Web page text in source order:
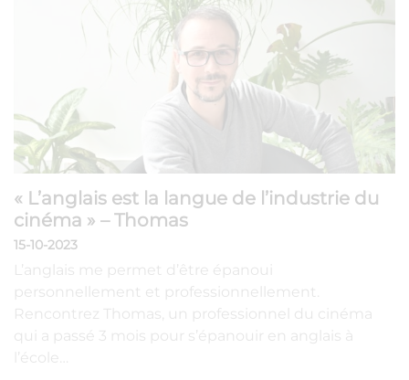
« L’anglais est la langue de l’industrie du
cinéma » – Thomas
15-10-2023
L’anglais me permet d’être épanoui
personnellement et professionnellement.
Rencontrez Thomas, un professionnel du cinéma
qui a passé 3 mois pour s’épanouir en anglais à
l’école…